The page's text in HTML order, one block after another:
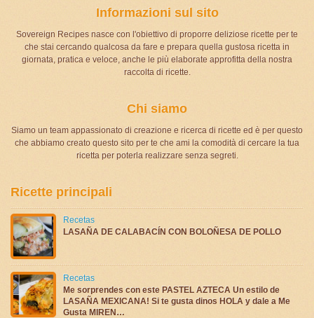
Informazioni sul sito
Sovereign Recipes nasce con l'obiettivo di proporre deliziose ricette per te
che stai cercando qualcosa da fare e prepara quella gustosa ricetta in
giornata, pratica e veloce, anche le più elaborate approfitta della nostra
raccolta di ricette.
Chi siamo
Siamo un team appassionato di creazione e ricerca di ricette ed è per questo
che abbiamo creato questo sito per te che ami la comodità di cercare la tua
ricetta per poterla realizzare senza segreti.
Ricette principali
Recetas
LASAÑA DE CALABACÍN CON BOLOÑESA DE POLLO
Recetas
Me sorprendes con este PASTEL AZTECA Un estilo de
LASAÑA MEXICANA! Si te gusta dinos HOLA y dale a Me
Gusta MIREN…